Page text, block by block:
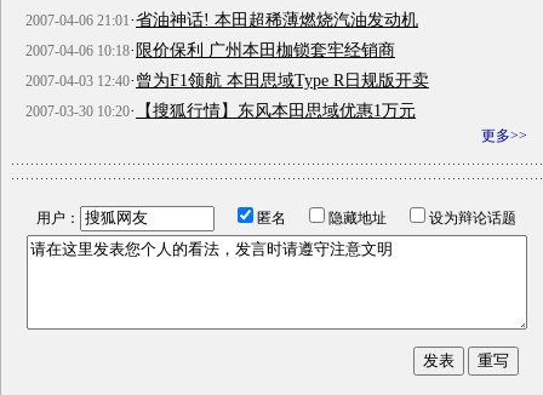
2007-04-06 21:01·省油神话! 本田超稀薄燃烧汽油发动机
2007-04-06 10:18· 限价保利 广州本田枷锁套牢经销商
2007-04-03 12:40·曾为F1领航 本田思域Type R日规版开卖
2007-03-30 10:20· 【搜狐行情】东风本田思域优惠1万元
更多>>
用户： 匿名 隐藏地址 设为辩论话题